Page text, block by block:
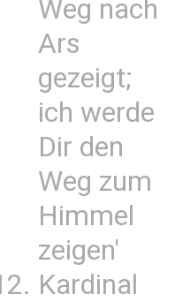
Weg nach
Ars
gezeigt;
ich werde
Dir den
Weg zum
Himmel
zeigen'
Kardinal